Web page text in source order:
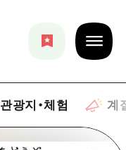
관광지・체험 계